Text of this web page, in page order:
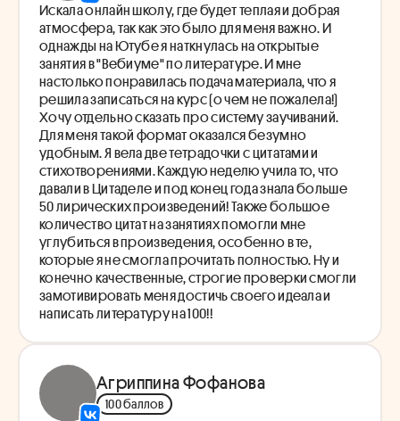
Искала онлайн школу, где будет теплая и добрая
атмосфера, так как это было для меня важно. И
однажды на Ютубе я наткнулась на открытые
занятия в "Вебиуме" по литературе. И мне
настолько понравилась подача материала, что я
решила записаться на курс (о чем не пожалела!)
Хочу отдельно сказать про систему заучиваний.
Для меня такой формат оказался безумно
удобным. Я вела две тетрадочки с цитатами и
стихотворениями. Каждую неделю учила то, что
давали в Цитаделе и под конец года знала больше
50 лирических произведений! Также большое
количество цитат на занятиях помогли мне
углубиться в произведения, особенно в те,
которые я не смогла прочитать полностью. Ну и
конечно качественные, строгие проверки смогли
замотивировать меня достичь своего идеала и
написать литературу на 100!!
Агриппина Фофанова
100 баллов